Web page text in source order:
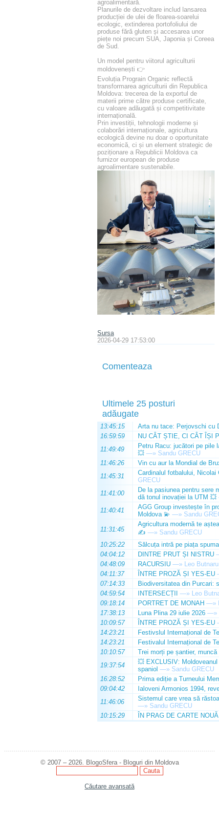
agroalimentară.
Planurile de dezvoltare includ lansarea
producției de ulei de floarea-soarelui
ecologic, extinderea portofoliului de
produse fără gluten și accesarea unor
piețe noi precum SUA, Japonia și Coreea
de Sud.
Un model pentru viitorul agriculturii
moldovenești 👉
Evoluția Prograin Organic reflectă
transformarea agriculturii din Republica
Moldova: trecerea de la exportul de
materii prime către produse certificate,
cu valoare adăugată și competitivitate
internațională.
Prin investiții, tehnologii moderne și
colaborări internaționale, agricultura
ecologică devine nu doar o oportunitate
economică, ci și un element strategic de
poziționare a Republicii Moldova ca
furnizor european de produse
agroalimentare sustenabile.
Sursa
2026-04-29 17:53:00
Comenteaza
Ultimele 25 posturi
adăugate
13:45:15
Arta nu tace: Perjovschi cu
16:59:59
NU CÂT ȘTIE, CI CÂT ÎȘI
11:49:49
Petru Racu: jucători pe pile
💥 —» Sandu GRECU
11:46:26
Vin cu aur la Mondial de
11:45:31
Cardinalul fotbalului,
GRECU
11:41:00
De la pasiunea pentru sere
dă tonul inovației la UTM 💥
11:40:41
AGG Group investește în
Moldova 💫 —» Sandu
11:31:45
Agricultura modernă te
✍️ —» Sandu GRECU
10:25:22
Sălcuța intră pe piața
04:04:12
DINTRE PRUT ȘI NISTRU
04:48:09
RACURSIU —»
Leo Butnaru
04:11:37
ÎNTRE PROZĂ ȘI YES-EU
07:14:33
Biodiversitatea din Purcari:
04:59:54
INTERSECȚII —»
Leo
09:18:14
PORTRET DE MONAH —»
17:38:13
Luna Plina 29 iulie 2026 —»
10:09:57
ÎNTRE PROZĂ ȘI YES-EU
14:23:21
Festivslul Internațional de
14:23:21
Festivalul Internațional de
10:10:57
Trei morți pe șantier, muncă
19:37:54
💥 EXCLUSIV:
spaniol —» Sandu GRECU
16:28:52
Prima ediție a Turneului
09:04:42
Ialoveni Armonios 1994,
11:46:06
Sistemul care vrea să
—» Sandu GRECU
10:15:29
ÎN PRAG DE CARTE NOUĂ
© 2007 – 2026. BlogoSfera - Bloguri din Moldova
Căutare avansată